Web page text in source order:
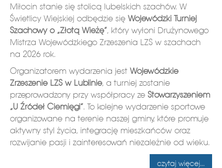
Miłocin stanie się stolicą lubelskich szachów. W
Świetlicy Wiejskiej odbędzie się Wojewódzki Turniej
Szachowy o „Złotą Wieżę”, który wyłoni Drużynowego
Mistrza Wojewódzkiego Zrzeszenia LZS w szachach
na 2026 rok.
Organizatorem wydarzenia jest Wojewódzkie
Zrzeszenie LZS w Lublinie, a turniej zostanie
przeprowadzony przy współpracy ze Stowarzyszeniem
„U Źródeł Ciemięgi”. To kolejne wydarzenie sportowe
organizowane na terenie naszej gminy, które promuje
aktywny styl życia, integrację mieszkańców oraz
rozwijanie pasji i zainteresowań niezależnie od wieku.
czytaj więcej...